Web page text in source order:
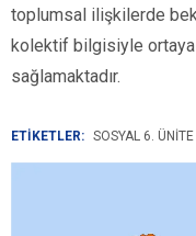
toplumsal ilişkilerde
kolektif bilgisiyle
sağlamaktadır.
ETİKETLER: SOSYAL 6.